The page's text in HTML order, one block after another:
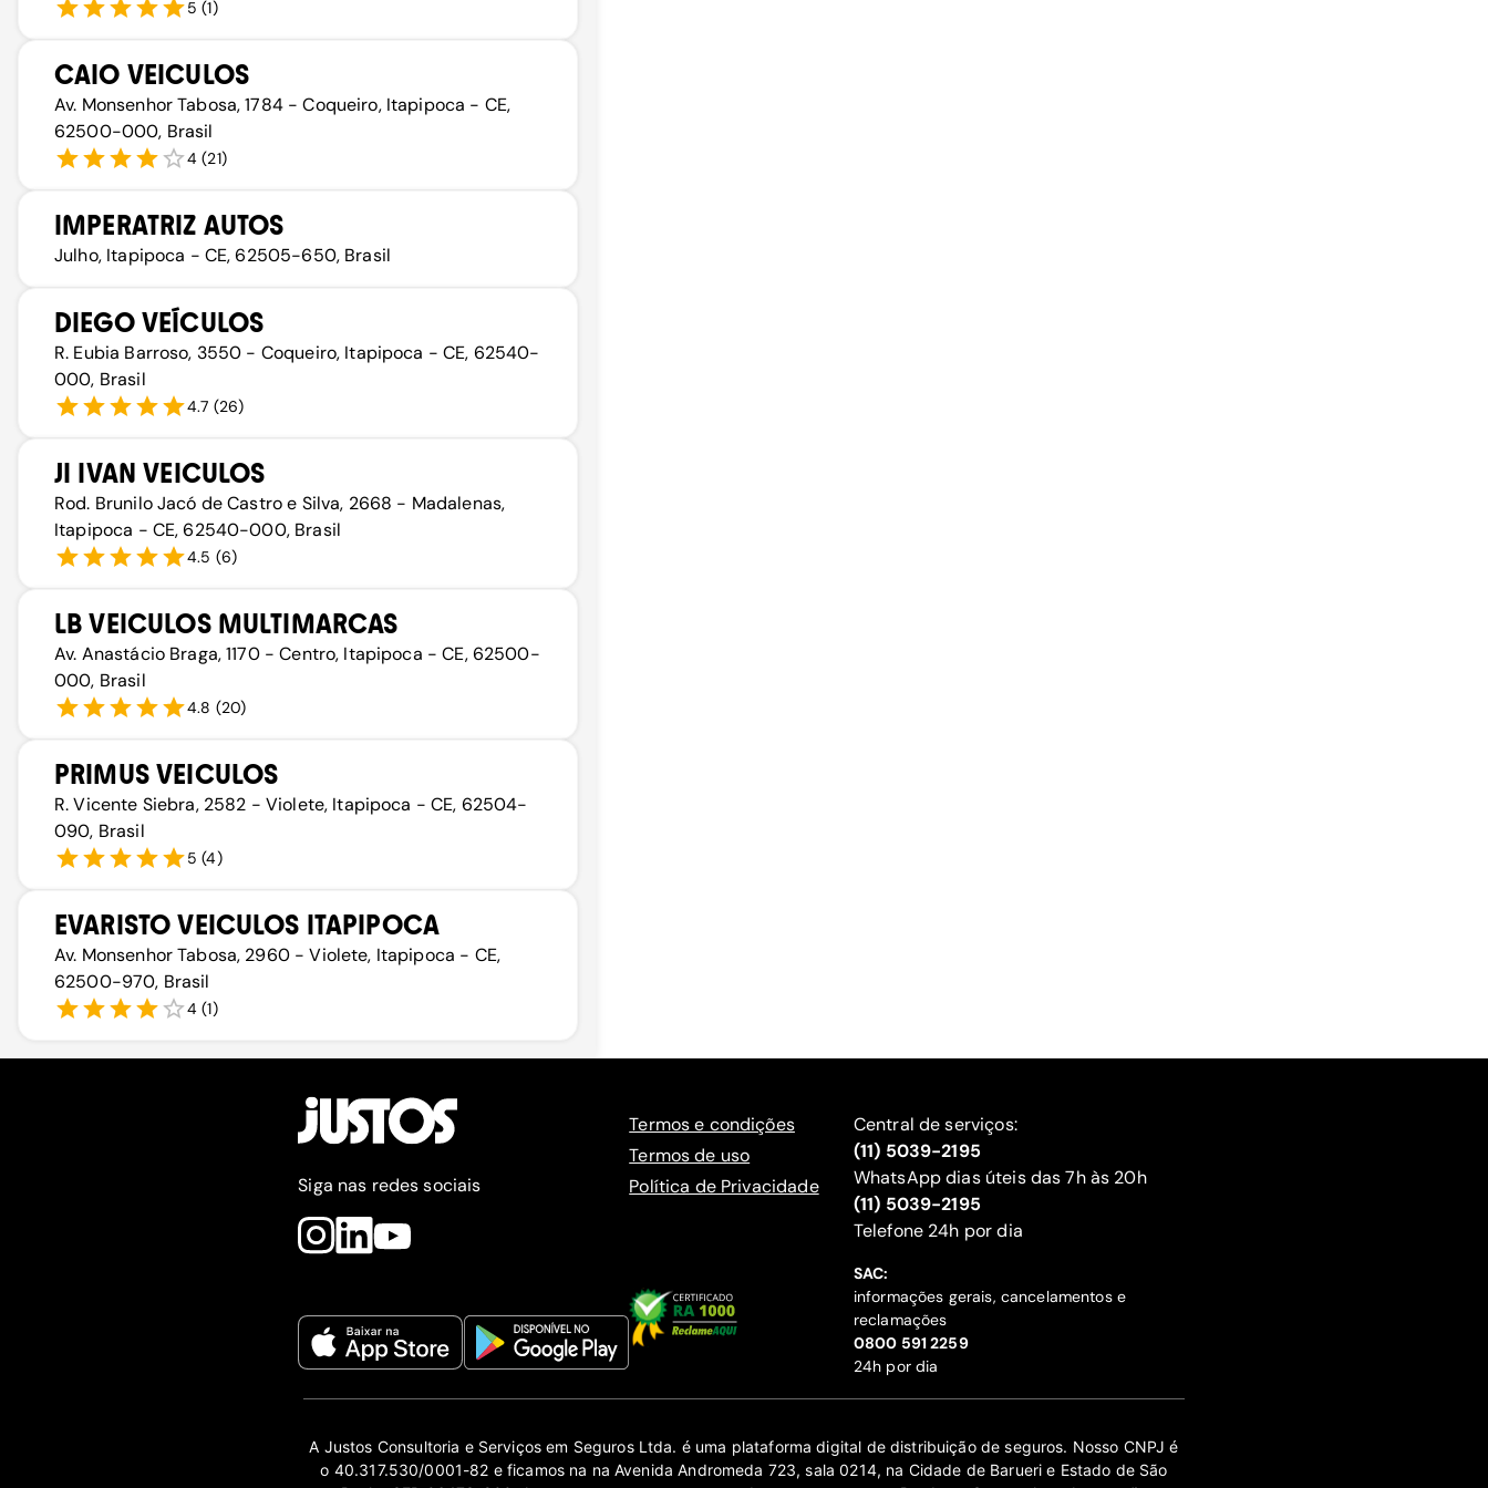
5 (1)
CAIO VEICULOS
Av. Monsenhor Tabosa, 1784 - Coqueiro, Itapipoca - CE,
62500-000, Brasil
4 (21)
IMPERATRIZ AUTOS
Julho, Itapipoca - CE, 62505-650, Brasil
DIEGO VEÍCULOS
R. Eubia Barroso, 3550 - Coqueiro, Itapipoca - CE, 62540-
000, Brasil
4.7 (26)
JI IVAN VEICULOS
Rod. Brunilo Jacó de Castro e Silva, 2668 - Madalenas,
Itapipoca - CE, 62540-000, Brasil
4.5 (6)
LB VEICULOS MULTIMARCAS
Av. Anastácio Braga, 1170 - Centro, Itapipoca - CE, 62500-
000, Brasil
4.8 (20)
PRIMUS VEICULOS
R. Vicente Siebra, 2582 - Violete, Itapipoca - CE, 62504-
090, Brasil
5 (4)
EVARISTO VEICULOS ITAPIPOCA
Av. Monsenhor Tabosa, 2960 - Violete, Itapipoca - CE,
62500-970, Brasil
4 (1)
Siga nas redes sociais
Termos e condições
Termos de uso
Política de Privacidade
Central de serviços:
(11) 5039-2195
WhatsApp dias úteis das 7h às 20h
(11) 5039-2195
‍Telefone 24h por dia
SAC:
informações gerais, cancelamentos e
reclamações
‍0800 591 2259
24h por dia
A Justos Consultoria e Serviços em Seguros Ltda. é uma plataforma digital de distribuição de seguros. Nosso CNPJ é
o 40.317.530/0001-82 e ficamos na na Avenida Andromeda 723, sala 0214, na Cidade de Barueri e Estado de São